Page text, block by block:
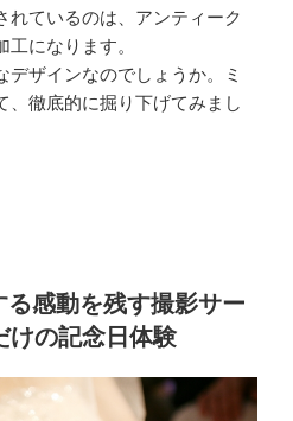
れているのは、アンティーク
になります。
デザインなのでしょうか。ミ
、徹底的に掘り下げてみまし
感動を残す撮影サー
けの記念日体験